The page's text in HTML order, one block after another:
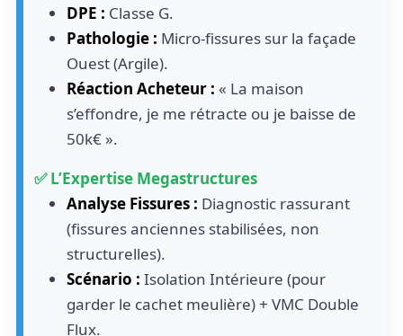
DPE : Classe G.
Pathologie : Micro-fissures sur la façade
Ouest (Argile).
Réaction Acheteur : « La maison
s’effondre, je me rétracte ou je baisse de
50k€ ».
✅ L’Expertise Megastructures
Analyse Fissures : Diagnostic rassurant
(fissures anciennes stabilisées, non
structurelles).
Scénario : Isolation Intérieure (pour
garder le cachet meulière) + VMC Double
Flux.